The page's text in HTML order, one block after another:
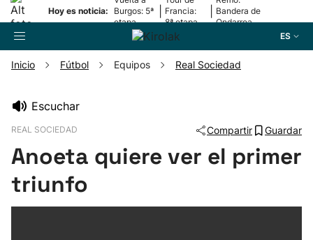
Hoy es noticia:
Burgos: 5ª
etapa
Francia:
8ª etapa
Bandera de
Ondarroa
ES
Pelota
Inicio Fútbol Equipos Real Sociedad
Escuchar
REAL SOCIEDAD Compartir Guardar
Anoeta quiere ver el primer
triunfo